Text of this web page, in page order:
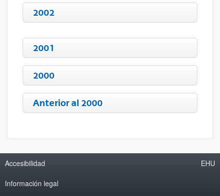
2002
2001
2000
Anterior al 2000
Accesibilidad
Información legal
EHU